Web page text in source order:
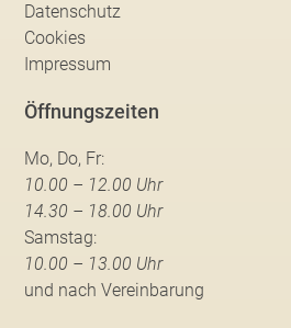
Datenschutz
Cookies
Impressum
Öffnungszeiten
Mo, Do, Fr:
10.00 – 12.00 Uhr
14.30 – 18.00 Uhr
Samstag:
10.00 – 13.00 Uhr
und nach Vereinbarung